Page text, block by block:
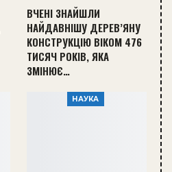
ВЧЕНІ ЗНАЙШЛИ
НАЙДАВНІШУ ДЕРЕВ’ЯНУ
КОНСТРУКЦІЮ ВІКОМ 476
ТИСЯЧ РОКІВ, ЯКА
ЗМІНЮЄ…
НАУКА